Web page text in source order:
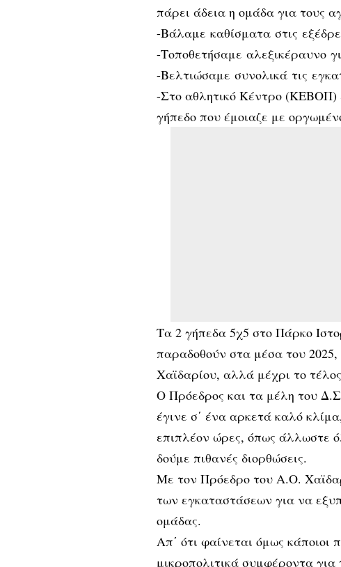
πάρει άδεια η ομάδα για τους
-Βάλαμε καθίσματα στις
-Τοποθετήσαμε αλεξικέραυνο
-Βελτιώσαμε συνολικά τις
-Στο αθλητικό Κέντρο (ΚΕΒΟΠ)
γήπεδο που έμοιαζε με
Τα 2 γήπεδα 5χ5 στο Πάρκο
παραδοθούν στα μέσα του
Χαϊδαρίου, αλλά μέχρι το
Ο Πρόεδρος και τα μέλη του
έγινε σ΄ ένα αρκετά καλό
επιπλέον ώρες, όπως άλλωστε
δούμε πιθανές διορθώσεις.
Με τον Πρόεδρο του Α.Ο.
των εγκαταστάσεων για να
ομάδας.
Απ΄ ότι φαίνεται όμως
μικροπολιτικά συμφέροντα για